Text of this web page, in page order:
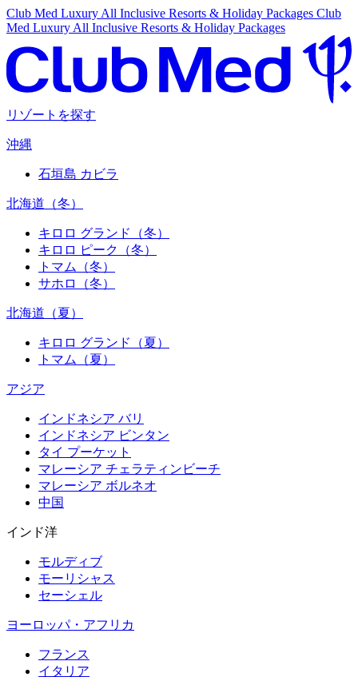
Club Med Luxury All Inclusive Resorts & Holiday Packages Club
Med Luxury All Inclusive Resorts & Holiday Packages
リゾートを探す
沖縄
石垣島 カビラ
北海道（冬）
キロロ グランド（冬）
キロロ ピーク（冬）
トマム（冬）
サホロ（冬）
北海道（夏）
キロロ グランド（夏）
トマム（夏）
アジア
インドネシア バリ
インドネシア ビンタン
タイ プーケット
マレーシア チェラティンビーチ
マレーシア ボルネオ
中国
インド洋
モルディブ
モーリシャス
セーシェル
ヨーロッパ・アフリカ
フランス
イタリア